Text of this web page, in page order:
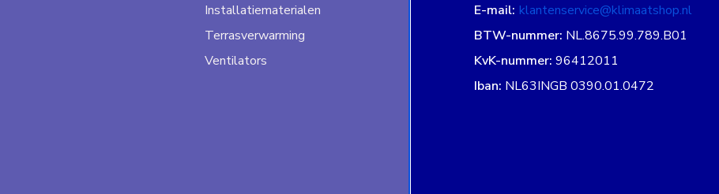
Installatiematerialen
Terrasverwarming
Ventilators
E-mail: klantenservice@klimaatshop.nl
BTW-nummer: NL.8675.99.789.B01
KvK-nummer:96412011
Iban: NL63INGB 0390.01.0472